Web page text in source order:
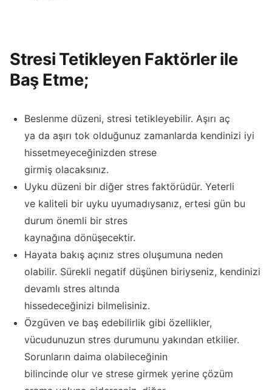
Stresi Tetikleyen Faktörler ile
Baş Etme;
Beslenme düzeni, stresi tetikleyebilir. Aşırı aç
ya da aşırı tok olduğunuz zamanlarda kendinizi iyi
hissetmeyeceğinizden strese
girmiş olacaksınız.
Uyku düzeni bir diğer stres faktörüdür. Yeterli
ve kaliteli bir uyku uyumadıysanız, ertesi gün bu
durum önemli bir stres
kaynağına dönüşecektir.
Hayata bakış açınız stres oluşumuna neden
olabilir. Sürekli negatif düşünen biriyseniz, kendinizi
devamlı stres altında
hissedeceğinizi bilmelisiniz.
Özgüven ve baş edebilirlik gibi özellikler,
vücudunuzun stres durumunu yakından etkilier.
Sorunların daima olabileceğinin
bilincinde olur ve strese girmek yerine çözüm